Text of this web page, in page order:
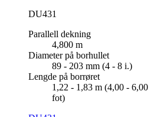
DU431
Parallell dekning
4,800 m
Diameter på borhullet
89 - 203 mm (4 - 8 i.)
Lengde på borrøret
1,22 - 1,83 m (4,00 - 6,00
fot)